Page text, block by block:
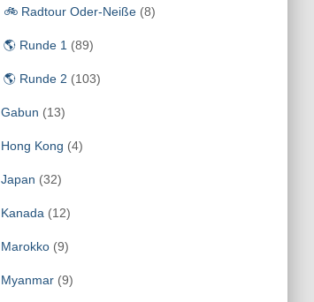
🚲 Radtour Oder-Neiße(8)
🌎 Runde 1 (89)
🌎 Runde 2 (103)
Gabun (13)
Hong Kong (4)
Japan (32)
Kanada (12)
Marokko(9)
Myanmar(9)